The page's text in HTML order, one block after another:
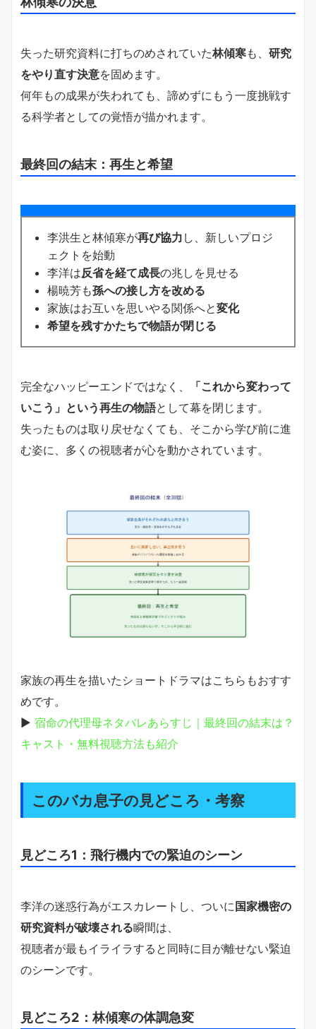
失った研究資料に打ちのめされていた林傾寒も、 研究
をやり直す決意を固めます。
何年もの成果が失われても、諦めずにもう一度挑戦す
る科学者としての覚悟が描かれます。
最終回の結末：再生と希望
李洪生と林傾寒が再び協力 し、新しいプロジ
ェクトを始動
李洋は反省を経て成長の兆しを見せる
楊暁芳も孫への接し方を改める
家族はお互いを思いやる関係へと変化
希望を残すかたちで物語が閉じる
完全なハッピーエンドではなく、
「これから変わって
いこう」という再生の物語として幕を閉じます。
失ったものは取り戻せなくても、そこから学び前に進
む姿に、多くの視聴者が心を動かされています。
家族の再生を描いたショートドラマはこちらもおすす
めです。
▶ 宿命の代理母ネタバレあらすじ｜最終回の結末は？
キャスト・無料視聴方法も紹介
このバカ息子の見どころ・考察
見どころ1：飛行機内での緊迫のシーン
李洋の迷惑行為がエスカレートし、ついに国家機密の
研究資料が破壊される瞬間は、
視聴者が最もイライラすると同時に目が離せない緊迫
のシーンです。
見どころ2：林傾寒の体調急変